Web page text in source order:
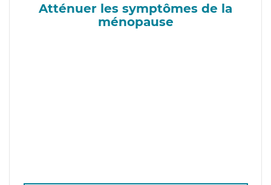
Atténuer les symptômes de la
ménopause